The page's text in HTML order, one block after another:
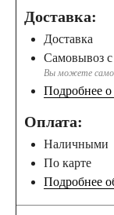
Доставка:
Доставка
Самовывоз
Вы можете
Подробнее о
Оплата:
Наличными
По карте
Подробнее